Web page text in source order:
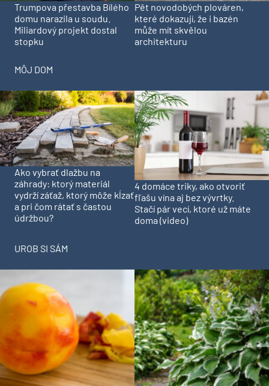
Trumpova přestavba Bílého
domu narazila u soudu.
Miliardový projekt dostal
stopku
Pět novodobých plováren,
které dokazují, že i bazén
může mít skvělou
architekturu
MÔJ DOM
Ako vybrať dlažbu na
záhrady: ktorý materiál
vydrží záťaž, ktorý môže kĺzať
a pri čom rátať s častou
údržbou?
4 domáce triky, ako otvoriť
fľašu vína aj bez vývrtky.
Stačí pár vecí, ktoré už máte
doma (video)
UROB SI SÁM